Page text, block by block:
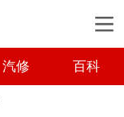
汽修 百科